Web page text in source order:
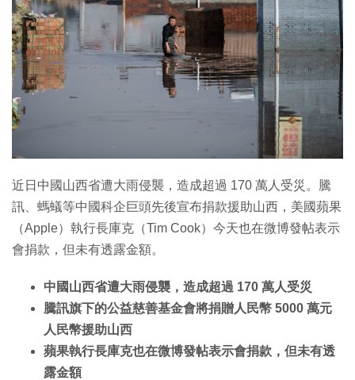
近日中國山西省遭大雨侵襲，造成超過 170 萬人受災。騰
訊、螞蟻等中國科企巨頭先後宣布捐款援助山西，美國蘋果
（Apple）執行長庫克（Tim Cook）今天也在微博發帖表示
會捐款，但未有透露金額。
中國山西省遭大雨侵襲，造成超過 170 萬人受災
騰訊旗下的公益慈善基金會將捐贈人民幣 5000 萬元
人民幣援助山西
蘋果執行長庫克也在微博發帖表示會捐款，但未有透
露金額